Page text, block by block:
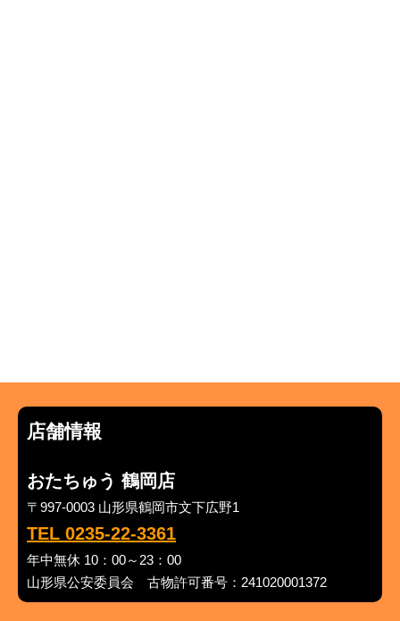
店舗情報
おたちゅう 鶴岡店
〒997-0003 山形県鶴岡市文下広野1
TEL 0235-22-3361
年中無休 10：00～23：00
山形県公安委員会 古物許可番号：241020001372